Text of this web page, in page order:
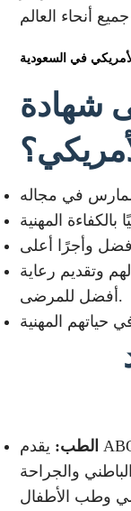
في السعودية
شهادة
وتقديم رعاية
أفضل للمرضى.
الطب: يقدم ABOS شهادات البورد في أكثر من 150
والجراحة